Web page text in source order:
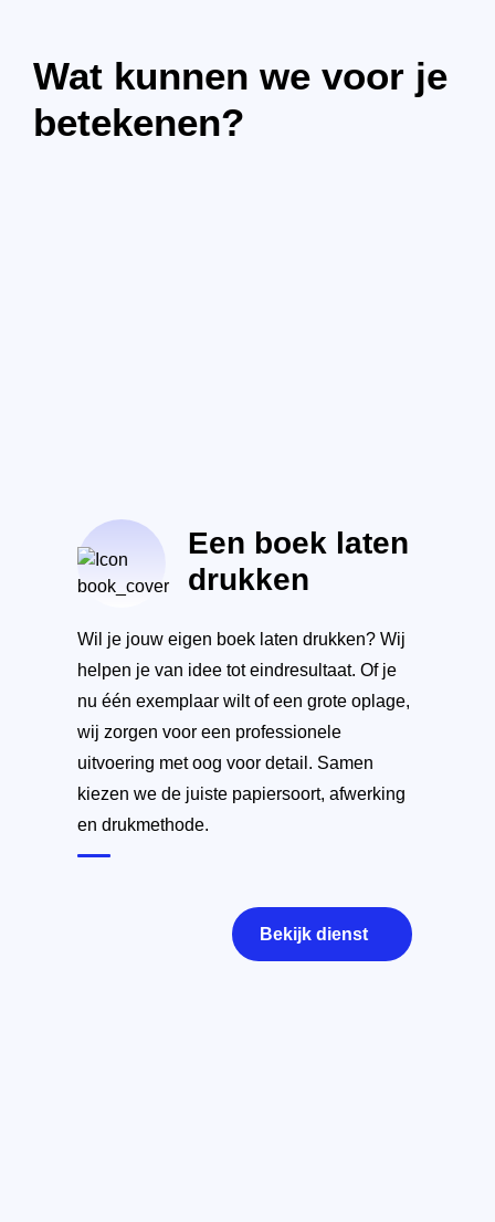
Wat kunnen we voor je
betekenen?
Een boek laten
drukken
Wil je jouw eigen boek laten drukken? Wij
helpen je van idee tot eindresultaat. Of je
nu één exemplaar wilt of een grote oplage,
wij zorgen voor een professionele
uitvoering met oog voor detail. Samen
kiezen we de juiste papiersoort, afwerking
en drukmethode.
Bekijk dienst